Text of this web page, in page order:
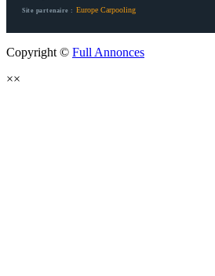
Site partenaire : Europe Carpooling
Copyright © Full Annonces
××